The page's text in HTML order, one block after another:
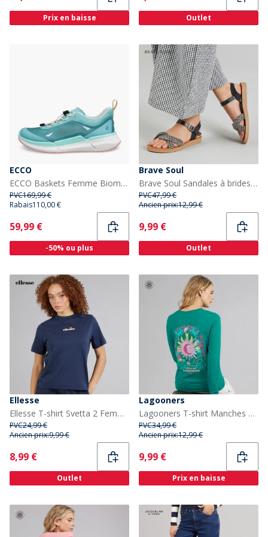
Prix en baisse Outlet
ECCO
ECCO Baskets Femme Biom 2.2 Breathru Speedlace Aquatic/Pagoda Blue/Aquatic
PVC169,99 €
Rabais110,00 €
Current
59,99 €
-50% ou plus
Brave Soul
Brave Soul Sandales à brides cheville Stevie Femme Noir/Blanc
PVC47,99 €
Ancien prix:12,99 €
Current
9,99 €
Outlet
Ellesse
Ellesse T-shirt Svetta 2 Femme Navy
PVC24,99 €
Ancien prix:9,99 €
Current
8,99 €
Outlet
Lagooners
Lagooners T-shirt Manches Longues Airdrie Femme Teal
PVC34,99 €
Ancien prix:12,99 €
Current
9,99 €
Prix en baisse